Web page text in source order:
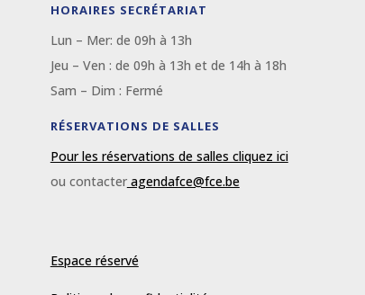
HORAIRES SECRÉTARIAT
Lun – Mer: de 09h à 13h
Jeu – Ven : de 09h à 13h et de 14h à 18h
Sam – Dim : Fermé
RÉSERVATIONS DE SALLES
Pour les réservations de salles cliquez ici
ou contacteragendafce@fce.be
Espace réservé